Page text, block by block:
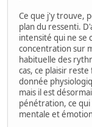
Ce que j'y trouve,
plan du ressenti.
intensité qui ne se
concentration sur
habituelle des
cas, ce plaisir
donnée
mais il est
pénétration, ce
mentale et